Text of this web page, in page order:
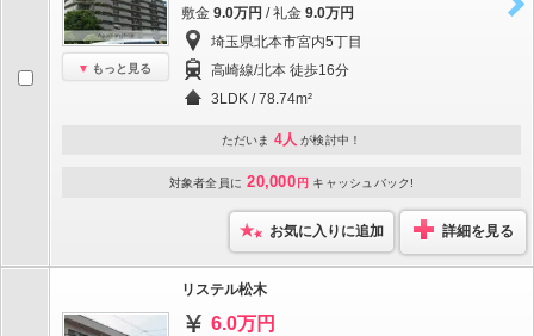
もっと見る
敷金 9.0万円 / 礼金 9.0万円
埼玉県北本市宮内5丁目
高崎線/北本 徒歩16分
3LDK / 78.74m²
ただいま 4人 が検討中！
対象者全員に 20,000 円 キャッシュバック!
お気に入りに追加 詳細を見る
リステル松木
6.0万円